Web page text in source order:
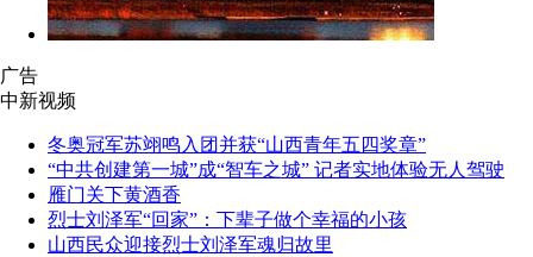
广告
中新视频
冬奥冠军苏翊鸣入团并获“山西青年五四奖章”
“中共创建第一城”成“智车之城” 记者实地体验无人驾驶
雁门关下黄酒香
烈士刘泽军“回家”：下辈子做个幸福的小孩
山西民众迎接烈士刘泽军魂归故里